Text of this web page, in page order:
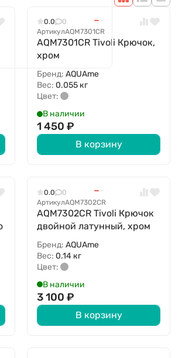
0.0
0
АртикулAQM7301CR
AQM7301CR Tivoli Крючок,
хром
Бренд:AQUAme
Вес:0.055 кг
Цвет:
В наличии
1 450₽
В корзину
0.0
0
АртикулAQM7302CR
AQM7302CR Tivoli Крючок
двойной латунный, хром
Бренд:AQUAme
Вес:0.14 кг
Цвет:
В наличии
3 100₽
В корзину